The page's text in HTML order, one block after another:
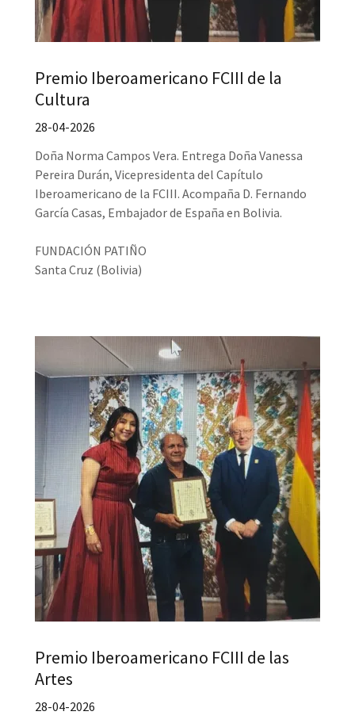
Premio Iberoamericano FCIII de la
Cultura
28-04-2026
Doña Norma Campos Vera. Entrega Doña Vanessa
Pereira Durán, Vicepresidenta del Capítulo
Iberoamericano de la FCIII. Acompaña D. Fernando
García Casas, Embajador de España en Bolivia.
FUNDACIÓN PATIÑO
Santa Cruz (Bolivia)
Premio Iberoamericano FCIII de las
Artes
28-04-2026